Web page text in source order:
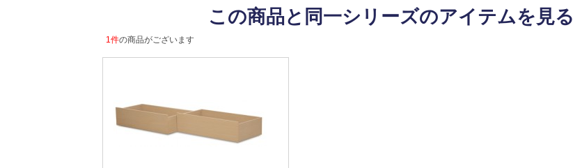
この商品と同一シリーズのアイテムを見る
1件の商品がございます